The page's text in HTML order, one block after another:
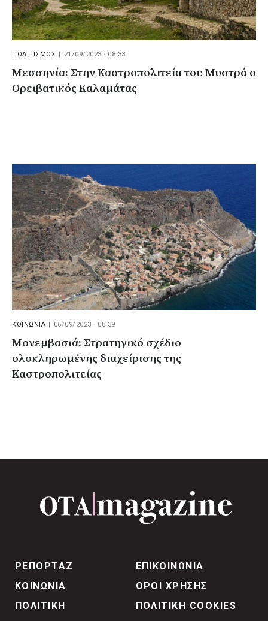
ΠΟΛΙΤΙΣΜΟΣ 21/09/2023 · 08:33
Μεσσηνία: Στην Καστροπολιτεία του Μυστρά ο
Ορειβατικός Καλαμάτας
ΚΟΙΝΩΝΙΑ 06/09/2023 · 08:39
Μονεμβασιά: Στρατηγικό σχέδιο
ολοκληρωμένης διαχείρισης της
Καστροπολιτείας
ΡΕΠΟΡΤΑΖ
ΚΟΙΝΩΝΙΑ
ΠΟΛΙΤΙΚΗ
ΕΠΙΚΟΙΝΩΝΙΑ
ΟΡΟΙ ΧΡΗΣΗΣ
ΠΟΛΙΤΙΚΗ COOKIES